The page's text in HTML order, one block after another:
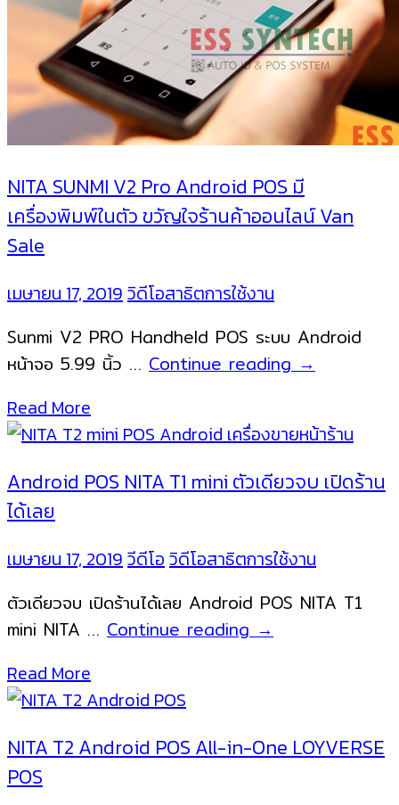
NITA SUNMI V2 Pro Android POS มี
เครื่องพิมพ์ในตัว ขวัญใจร้านค้าออนไลน์ Van
Sale
เมษายน 17, 2019วิดีโอสาธิตการใช้งาน
Sunmi V2 PRO Handheld POS ระบบ Android
หน้าจอ 5.99 นิ้ว … Continue readingNITA
Pro
Android
POS
เครื่องพิมพ์
ใน
ตัว
Van
Sale
→
Read More
Android POS NITA T1 mini ตัวเดียวจบ เปิดร้าน
ได้เลย
เมษายน 17, 2019วีดีโอวิดีโอสาธิตการใช้งาน
ตัวเดียวจบ เปิดร้านได้เลย Android POS NITA T1
mini NITA … Continue readingAndroid
mini
ตัว
→
Read More
NITA T2 Android POS All-in-One LOYVERSE
POS